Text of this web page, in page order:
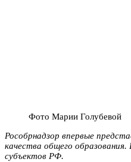
Фото Марии Голубевой
Рособрнадзор впервые
качества общего
субъектов РФ.